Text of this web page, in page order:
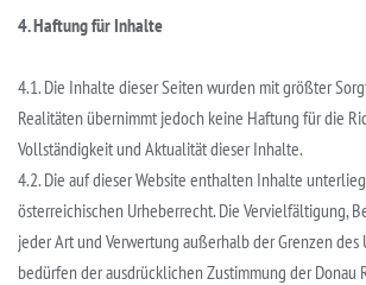
4. Haftung für Inhalte
4.1. Die Inhalte dieser Seiten wurden mit größter
Realitäten übernimmt jedoch keine Haftung für die
Vollständigkeit und Aktualität dieser Inhalte.
4.2. Die auf dieser Website enthalten Inhalte
österreichischen Urheberrecht. Die Vervielfältigung,
jeder Art und Verwertung außerhalb der Grenzen des
bedürfen der ausdrücklichen Zustimmung der Donau